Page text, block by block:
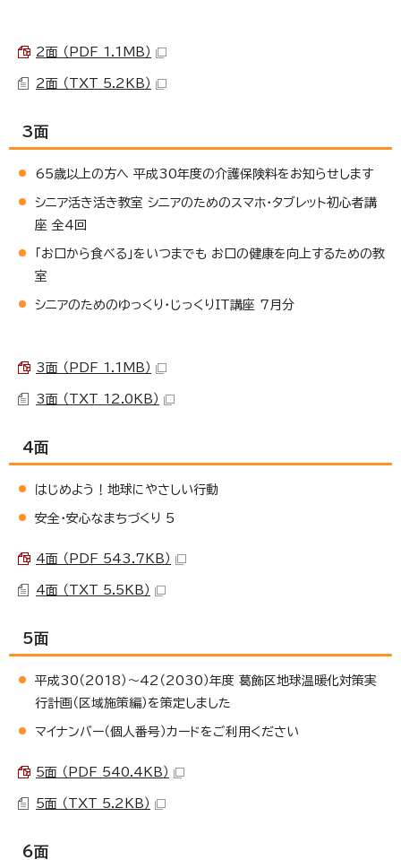
2面 （PDF 1.1MB）
2面 （TXT 5.2KB）
3面
65歳以上の方へ 平成30年度の介護保険料をお知らせします
シニア活き活き教室 シニアのためのスマホ・タブレット初心者講
座 全4回
「お口から食べる」をいつまでも お口の健康を向上するための教
室
シニアのためのゆっくり・じっくりIT講座 7月分
3面 （PDF 1.1MB）
3面 （TXT 12.0KB）
4面
はじめよう！地球にやさしい行動
安全・安心なまちづくり 5
4面 （PDF 543.7KB）
4面 （TXT 5.5KB）
5面
平成30（2018）～42（2030）年度 葛飾区地球温暖化対策実
行計画（区域施策編）を策定しました
マイナンバー（個人番号）カードをご利用ください
5面 （PDF 540.4KB）
5面 （TXT 5.2KB）
6面